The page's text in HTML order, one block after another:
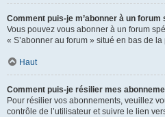
Comment puis-je m’abonner à un forum
Vous pouvez vous abonner à un forum
« S’abonner au forum » situé en bas de
Haut
Comment puis-je résilier mes
Pour résilier vos abonnements, veuillez
contrôle de l’utilisateur et suivre le lien